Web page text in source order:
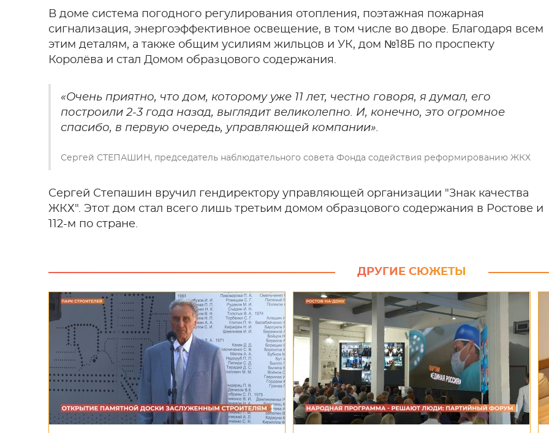
В доме система погодного регулирования отопления, поэтажная пожарная
сигнализация, энергоэффективное освещение, в том числе во дворе. Благодаря всем
этим деталям, а также общим усилиям жильцов и УК, дом №18Б по проспекту
Королёва и стал Домом образцового содержания.
«Очень приятно, что дом, которому уже 11 лет, честно говоря, я думал, его
построили 2-3 года назад, выглядит великолепно. И, конечно, это огромное
спасибо, в первую очередь, управляющей компании».
Сергей СТЕПАШИН, председатель наблюдательного совета Фонда содействия реформированию ЖКХ
Сергей Степашин вручил гендиректору управляющей организации "Знак качества
ЖКХ". Этот дом стал всего лишь третьим домом образцового содержания в Ростове и
112-м по стране.
ДРУГИЕ СЮЖЕТЫ